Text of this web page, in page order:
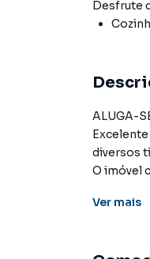
Desfrute
ALUGA-
diversos
O imóvel
🔹
Ver mais